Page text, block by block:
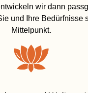
wir dann
und Ihre Bedürfnisse
Mittelpunkt.